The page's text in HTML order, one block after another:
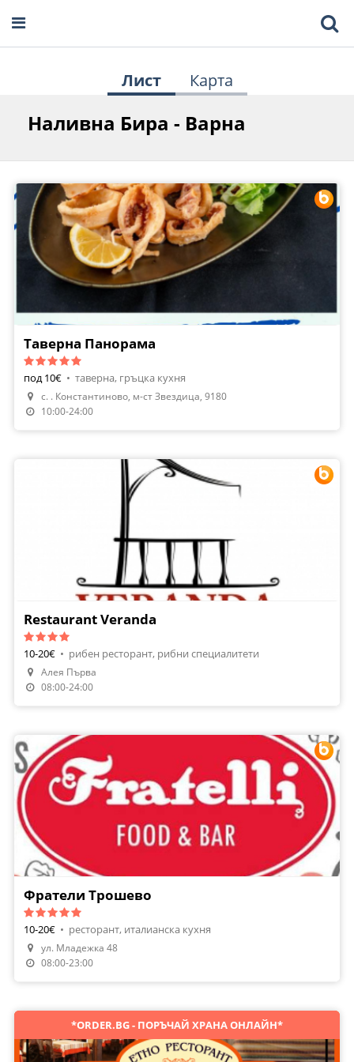
Лист Карта
Наливна Бира - Варна
Направи Резервация
Таверна Панорама
под 10€ • таверна, гръцка кухня
с. . Константиново, м-ст Звездица, 9180
10:00-24:00
Направи Резервация
Restaurant Veranda
10-20€ • рибен ресторант, рибни специалитети
Алея Първа
08:00-24:00
Направи Резервация
Фратели Трошево
10-20€ • ресторант, италианска кухня
ул. Младежка 48
08:00-23:00
*ORDER.BG - ПОРЪЧАЙ ХРАНА ОНЛАЙН*